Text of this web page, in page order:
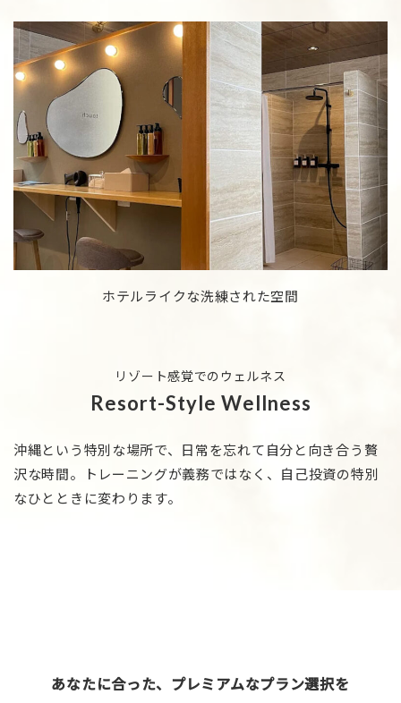
ホテルライクな洗練された空間
リゾート感覚でのウェルネス
Resort-Style Wellness
沖縄という特別な場所で、日常を忘れて自分と向き合う贅
沢な時間。
トレーニングが義務ではなく、自己投資の特別
なひとときに変わります。
あなたに合った、プレミアムなプラン選択を